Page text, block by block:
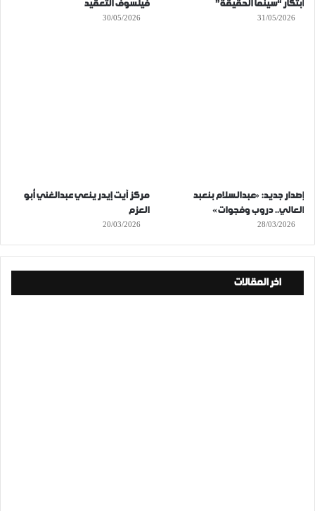
ابتكار “سينما الحقيقة”
31/05/2026
فيلسوف التعقيد
30/05/2026
إصدار جديد: «عبدالسلام بنعبد
العالي.. دروب وفجوات»
28/03/2026
مركز آيت إيدر ينعي عبدالغني أبو
العزم
20/03/2026
اخر المقالات